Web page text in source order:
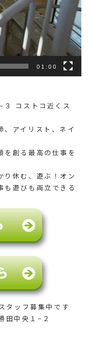
01:00
３ コストコ近くス
、アイリスト、ネイ
を創る最高の仕事を
り休む、遊ぶ！オン
も遊びも両立できる
タッフ募集中です
田中央１−２